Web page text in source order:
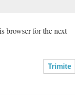
browser for the next